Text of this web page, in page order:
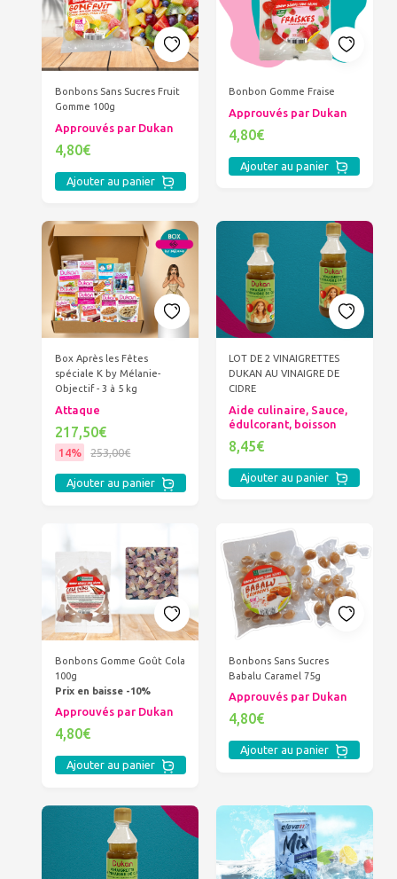
Bonbons Sans Sucres Fruit
Gomme 100g
Approuvés par Dukan
4,80€
Ajouter au panier
Bonbon Gomme Fraise
Approuvés par Dukan
4,80€
Ajouter au panier
Box Après les Fêtes
spéciale K by Mélanie-
Objectif - 3 à 5 kg
Attaque
217,50€
14% 253,00€
Ajouter au panier
LOT DE 2 VINAIGRETTES
DUKAN AU VINAIGRE DE
CIDRE
Aide culinaire, Sauce,
édulcorant, boisson
8,45€
Ajouter au panier
Bonbons Gomme Goût Cola
100g
Prix en baisse -10%
Approuvés par Dukan
4,80€
Ajouter au panier
Bonbons Sans Sucres
Babalu Caramel 75g
Approuvés par Dukan
4,80€
Ajouter au panier